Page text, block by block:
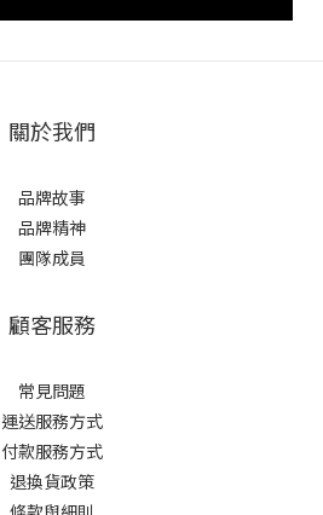
關於我們
品牌故事
品牌精神
團隊成員
顧客服務
常見問題
運送服務方式
付款服務方式
退換貨政策